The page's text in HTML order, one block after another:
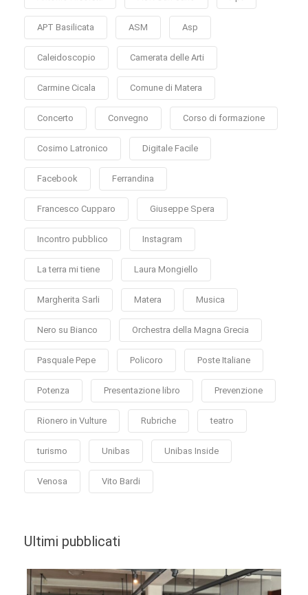
APT Basilicata ASM Asp
Caleidoscopio Camerata delle Arti
Carmine Cicala Comune di Matera
Concerto Convegno Corso di formazione
Cosimo Latronico Digitale Facile
Facebook Ferrandina
Francesco Cupparo Giuseppe Spera
Incontro pubblico Instagram
La terra mi tiene Laura Mongiello
Margherita Sarli Matera Musica
Nero su Bianco Orchestra della Magna Grecia
Pasquale Pepe Policoro Poste Italiane
Potenza Presentazione libro Prevenzione
Rionero in Vulture Rubriche teatro
turismo Unibas Unibas Inside
Venosa Vito Bardi
Ultimi pubblicati